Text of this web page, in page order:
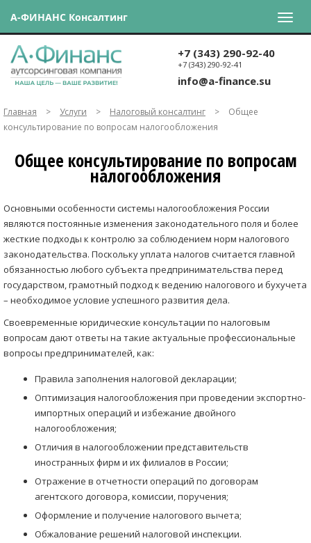
А-ФИНАНС Консалтинг
+7 (343) 290-92-40
+7 (343) 290-92-41
info@a-finance.su
Главная > Услуги > Налоговый консалтинг >
Общее
консультирование по вопросам налогообложения
Общее консультирование по вопросам
налогообложения
Основными особенности системы налогообложения России
являются постоянные изменения законодательного поля и более
жесткие подходы к контролю за соблюдением норм налогового
законодательства. Поскольку уплата налогов считается главной
обязанностью любого субъекта предпринимательства перед
государством, грамотный подход к ведению налогового и бухучета
– необходимое условие успешного развития дела.
Своевременные юридические консультации по налоговым
вопросам дают ответы на такие актуальные профессиональные
вопросы предпринимателей, как:
Правила заполнения налоговой декларации;
Оптимизация налогообложения при проведении экспортно-
импортных операций и избежание двойного
налогообложения;
Отличия в налогообложении представительств
иностранных фирм и их филиалов в России;
Отражение в отчетности операций по договорам
агентского договора, комиссии, поручения;
Оформление и получение налогового вычета;
Обжалование решений налоговой инспекции.